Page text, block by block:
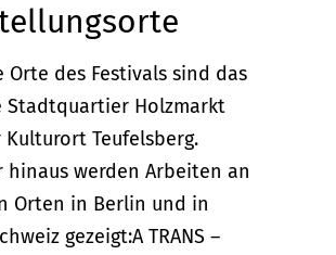
Orte des Festivals sind das
Stadtquartier Holzmarkt
Teufelsberg.
hinaus werden Arbeiten an
Orten in Berlin und in
gezeigt:A TRANS –